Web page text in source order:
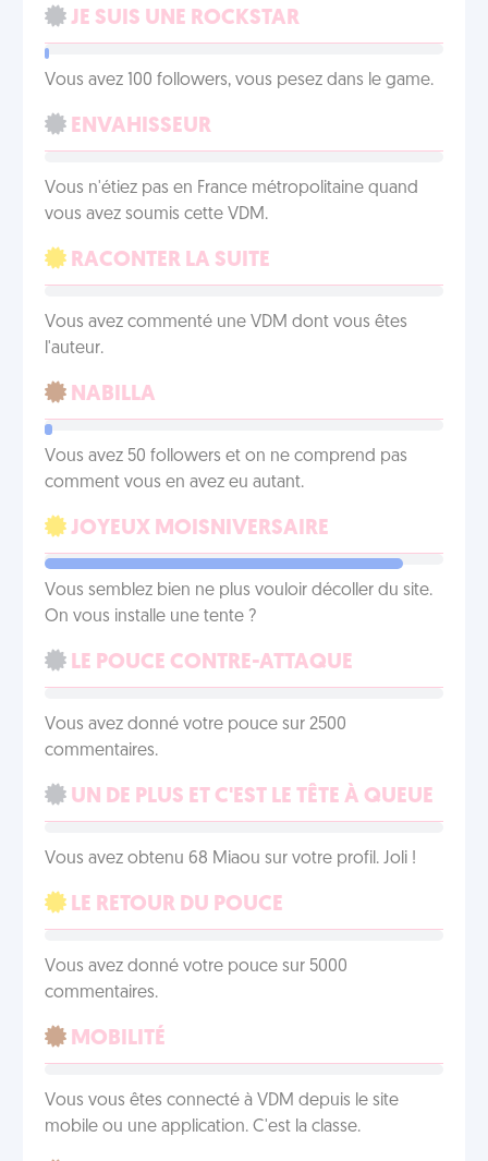
JE SUIS UNE ROCKSTAR
Vous avez 100 followers, vous pesez dans le game.
ENVAHISSEUR
Vous n'étiez pas en France métropolitaine quand
vous avez soumis cette VDM.
RACONTER LA SUITE
Vous avez commenté une VDM dont vous êtes
l'auteur.
NABILLA
Vous avez 50 followers et on ne comprend pas
comment vous en avez eu autant.
JOYEUX MOISNIVERSAIRE
Vous semblez bien ne plus vouloir décoller du site.
On vous installe une tente ?
LE POUCE CONTRE-ATTAQUE
Vous avez donné votre pouce sur 2500
commentaires.
UN DE PLUS ET C'EST LE TÊTE À QUEUE
Vous avez obtenu 68 Miaou sur votre profil. Joli !
LE RETOUR DU POUCE
Vous avez donné votre pouce sur 5000
commentaires.
MOBILITÉ
Vous vous êtes connecté à VDM depuis le site
mobile ou une application. C'est la classe.